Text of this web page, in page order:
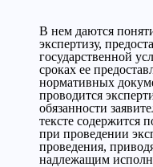
В нем даются
экспертизу,
государственной
сроках ее
нормативных
проводится
обязанности
тексте содержится
при проведении
проведения,
надлежащим